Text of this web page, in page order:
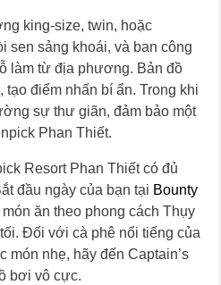
king-size, twin, hoặc
sen sảng khoái, và ban công
làm từ địa phương. Bản đồ
điểm nhấn bí ẩn. Trong khi
sự thư giãn, đảm bảo một
Phan Thiết.
Resort Phan Thiết có đủ
đầu ngày của bạn tại Bounty
ăn theo phong cách Thụy
Đối với cà phê nổi tiếng của
món nhẹ, hãy đến Captain’s
bơi vô cực.